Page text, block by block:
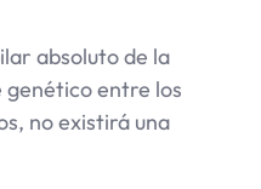
absoluto de la
genético entre los
no existirá una